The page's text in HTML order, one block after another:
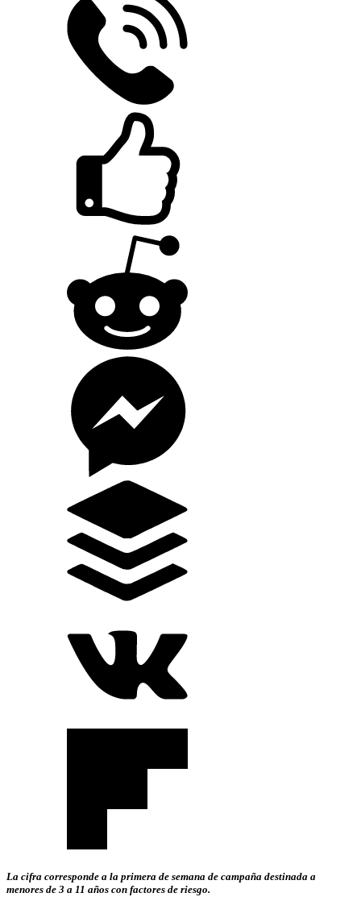
La cifra corresponde a la primera de semana de campaña destinada a
menores de 3 a 11 años con factores de riesgo.